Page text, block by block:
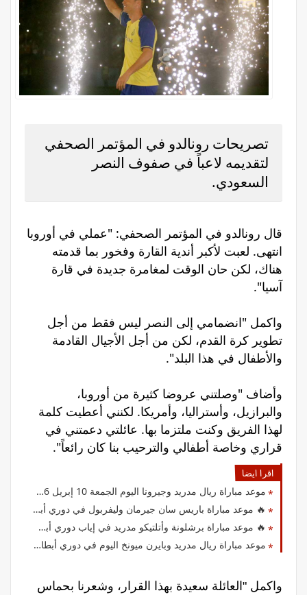
تصريحات رونالدو في المؤتمر الصحفي
لتقديمه لاعباً في صفوف النصر
السعودي.
قال رونالدو في المؤتمر الصحفي: "عملي في أوروبا
انتهى. لعبت لأكبر أندية القارة وفخور بما قدمته
هناك، لكن حان الوقت لمغامرة جديدة في قارة
آسيا".
واكمل "انضمامي إلى النصر ليس فقط من أجل
تطوير كرة القدم، لكن من أجل الأجيال القادمة
والأطفال في هذا البلد".
وأضاف "وصلتني عروضا كثيرة من أوروبا،
والبرازيل، وأستراليا، وأمريكا. لكنني أعطيت كلمة
لهذا الفريق وكنت ملتزما بها. عائلتي دعمتني في
قراري وخاصة أطفالي والترحيب بنا كان رائعاً".
اقرا ايضا
موعد مباراة ريال مدريد وجيرونا اليوم الجمعة 10 إبريل 2026 في الدوري الإسباني والقنوات الناقلة
🔥 موعد مباراة باريس سان جيرمان وليفربول في دوري أبطال أوروبا والقنوات الناقلة
🔥 موعد مباراة برشلونة وأتلتيكو مدريد في إياب دوري أبطال أوروبا 2026 والقنوات الناقلة
موعد مباراة ريال مدريد وبايرن ميونخ اليوم في دوري أبطال أوروبا والقنوات الناقلة
واكمل "العائلة سعيدة بهذا القرار، وشعرنا بحماس